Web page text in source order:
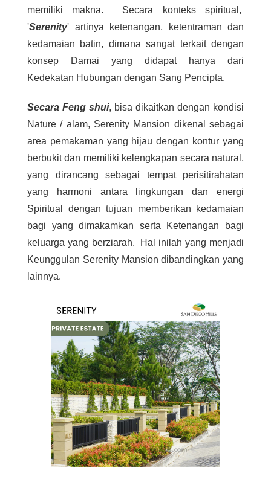
memiliki makna. Secara konteks spiritual,
'Serenity' artinya ketenangan, ketentraman dan
kedamaian batin, dimana sangat terkait dengan
konsep Damai yang didapat hanya dari
Kedekatan Hubungan dengan Sang Pencipta.
Secara Feng shui, bisa dikaitkan dengan kondisi
Nature / alam, Serenity Mansion dikenal sebagai
area pemakaman yang hijau dengan kontur yang
berbukit dan memiliki kelengkapan secara natural,
yang dirancang sebagai tempat perisitirahatan
yang harmoni antara lingkungan dan energi
Spiritual dengan tujuan memberikan kedamaian
bagi yang dimakamkan serta Ketenangan bagi
keluarga yang berziarah. Hal inilah yang menjadi
Keunggulan Serenity Mansion dibandingkan yang
lainnya.